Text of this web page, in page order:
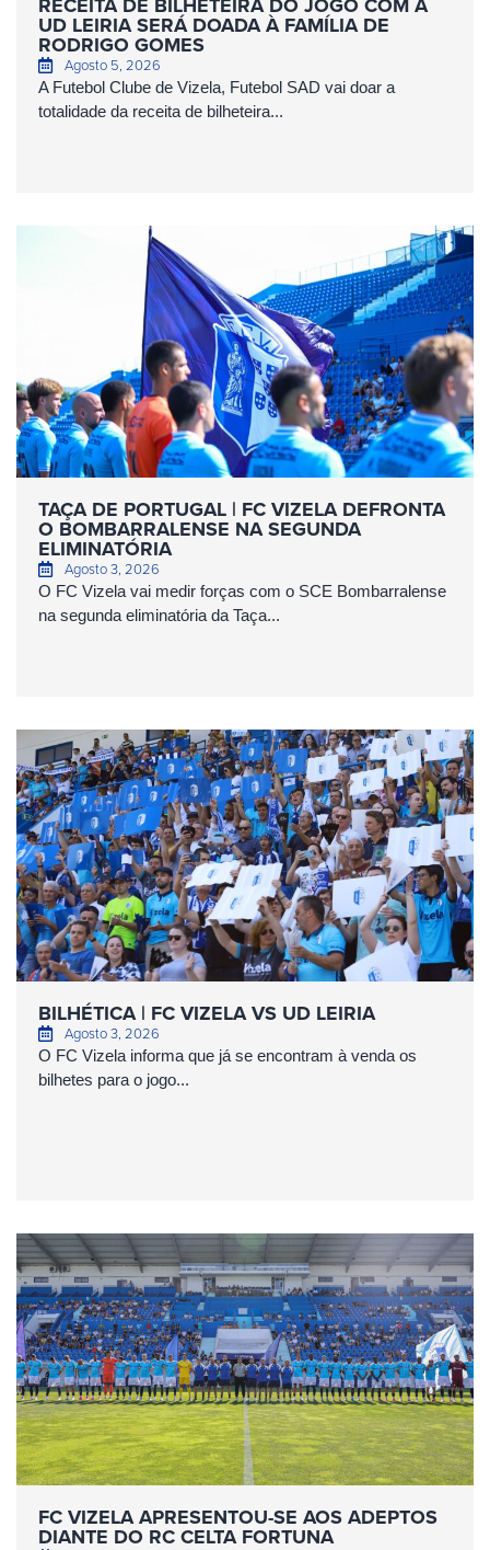
UD LEIRIA SERÁ DOADA À FAMÍLIA DE
RODRIGO GOMES
Agosto 5, 2026
A Futebol Clube de Vizela, Futebol SAD vai doar a
totalidade da receita de bilheteira...
TAÇA DE PORTUGAL | FC VIZELA DEFRONTA
O BOMBARRALENSE NA SEGUNDA
ELIMINATÓRIA
Agosto 3, 2026
O FC Vizela vai medir forças com o SCE Bombarralense
na segunda eliminatória da Taça...
BILHÉTICA | FC VIZELA VS UD LEIRIA
Agosto 3, 2026
O FC Vizela informa que já se encontram à venda os
bilhetes para o jogo...
FC VIZELA APRESENTOU-SE AOS ADEPTOS
DIANTE DO RC CELTA FORTUNA